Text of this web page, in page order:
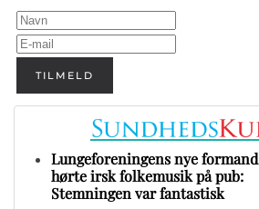
TILMELD
Lungeforeningens nye formand
hørte irsk folkemusik på pub:
Stemningen var fantastisk